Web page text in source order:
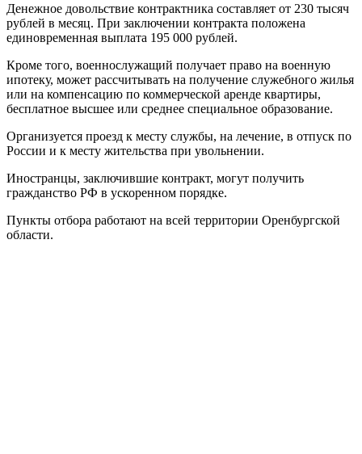
Денежное довольствие контрактника составляет от 230 тысяч
рублей в месяц. При заключении контракта положена
единовременная выплата 195 000 рублей.
Кроме того, военнослужащий получает право на военную
ипотеку, может рассчитывать на получение служебного жилья
или на компенсацию по коммерческой аренде квартиры,
бесплатное высшее или среднее специальное образование.
Организуется проезд к месту службы, на лечение, в отпуск по
России и к месту жительства при увольнении.
Иностранцы, заключившие контракт, могут получить
гражданство РФ в ускоренном порядке.
Пункты отбора работают на всей территории Оренбургской
области.